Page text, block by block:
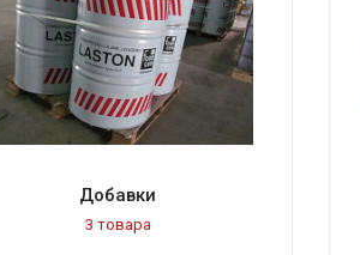
Добавки
3 товара